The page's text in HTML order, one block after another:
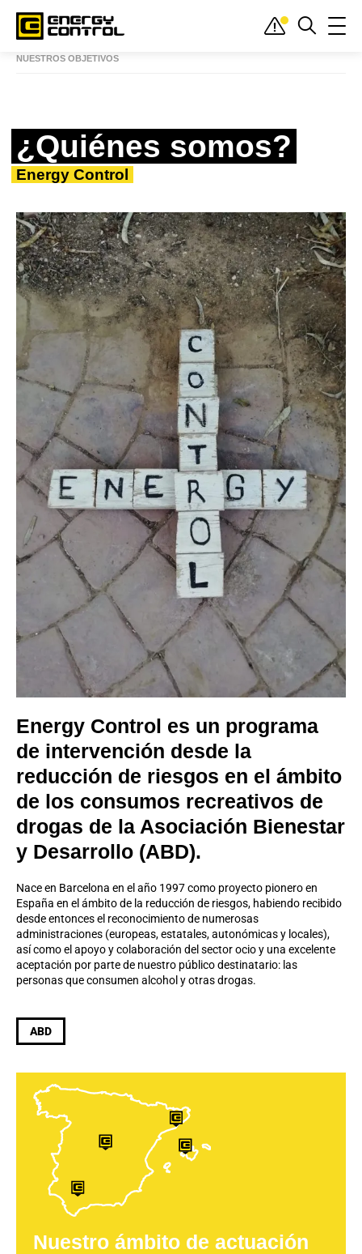
Inicio»Quiénes somos
¿QUIÉNES SOMOS?
NUESTROS OBJETIVOS
¿Quiénes somos?
Energy Control
Energy Control es un programa
de intervención desde la
reducción de riesgos en el ámbito
de los consumos recreativos de
drogas de la Asociación Bienestar
y Desarrollo (ABD).
Nace en Barcelona en el año 1997 como proyecto pionero en
España en el ámbito de la reducción de riesgos, habiendo recibido
desde entonces el reconocimiento de numerosas
administraciones (europeas, estatales, autonómicas y locales),
así como el apoyo y colaboración del sector ocio y una excelente
aceptación por parte de nuestro público destinatario: las
personas que consumen alcohol y otras drogas.
ABD
Nuestro ámbito de actuación